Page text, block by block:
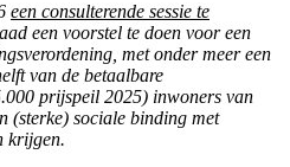
een consulterende sessie te
een voorstel te doen voor een
met onder meer een
van de betaalbare
prijspeil 2025) inwoners van
(sterke) sociale binding met
krijgen.